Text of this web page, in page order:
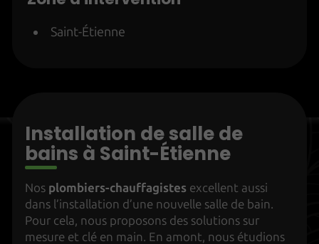
Saint-Étienne
Installation de salle de
bains à Saint-Étienne
Nos plombiers-chauffagistes excellent aussi
dans l’installation d’une nouvelle salle de bain.
Pour cela, nous proposons des solutions sur
mesure et clé en main. En amont, nous étudions